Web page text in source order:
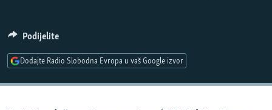
DNEVNO@RSE
SPECIJALI RSE
PRATITE NAS
Podijelite
Dodajte Radio Slobodna Evropa u vaš Google izvor